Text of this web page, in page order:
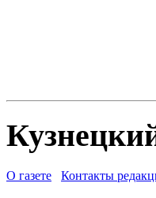
О газете Контакты